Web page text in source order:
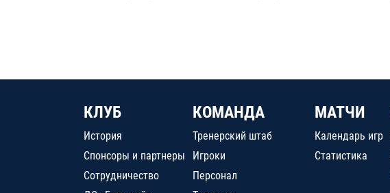
КЛУБ
История
Спонсоры и партнеры
Сотрудничество
КОМАНДА
Тренерский штаб
Игроки
Персонал
МАТЧИ
Календарь игр
Статистика